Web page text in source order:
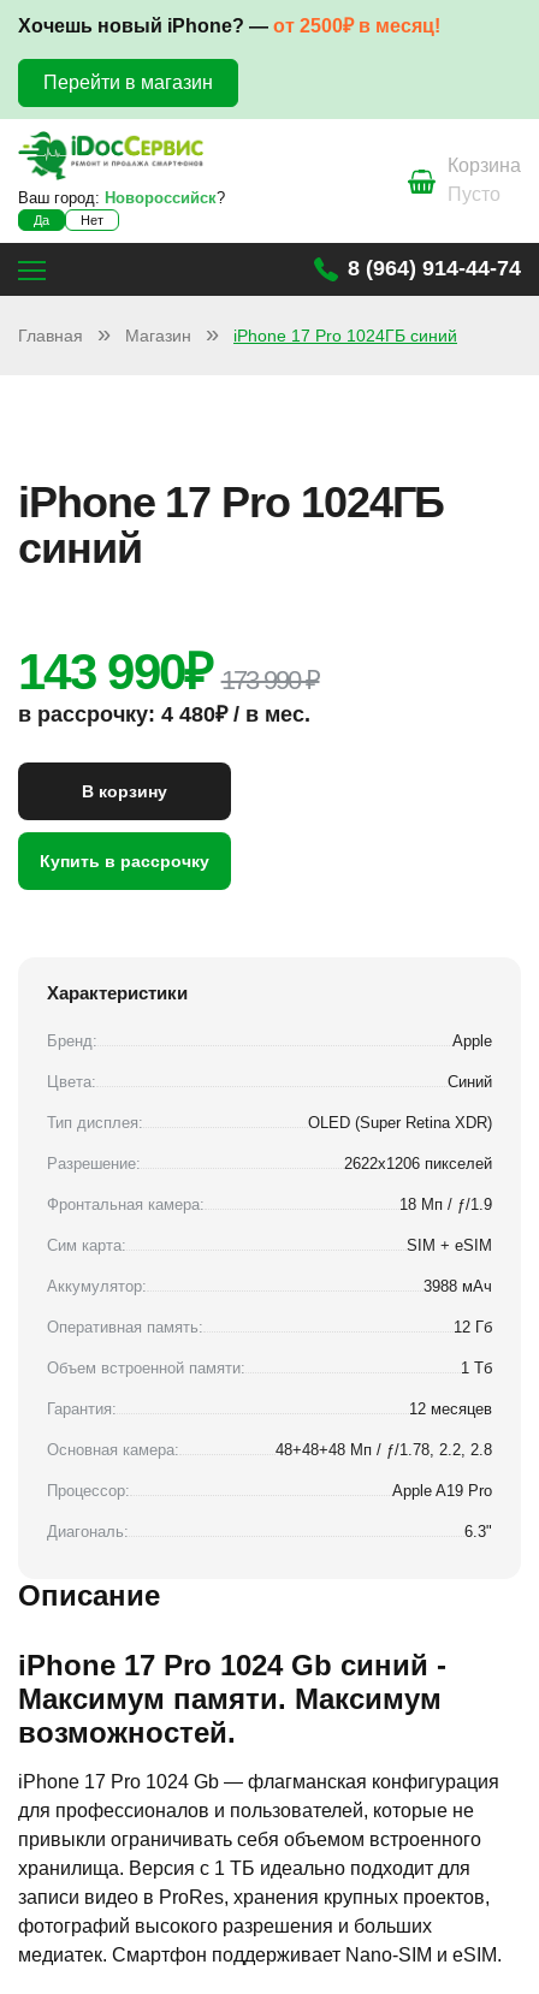
Хочешь новый iPhone? — от 2500₽ в месяц!
Перейти в магазин
Ваш город: Новороссийск?
Да Нет
Корзина
Пусто
8 (964) 914-44-74
Главная Магазин iPhone 17 Pro 1024ГБ синий
iPhone 17 Pro 1024ГБ
синий
143 990₽ 173 990 ₽
в рассрочку: 4 480₽ / в мес.
В корзину
Купить в рассрочку
Характеристики
Бренд: Apple
Цвета: Синий
Тип дисплея: OLED (Super Retina XDR)
Разрешение: 2622x1206 пикселей
Фронтальная камера: 18 Мп / ƒ/1.9
Сим карта: SIM + eSIM
Аккумулятор: 3988 мАч
Оперативная память: 12 Гб
Объем встроенной памяти: 1 Тб
Гарантия: 12 месяцев
Основная камера: 48+48+48 Мп / ƒ/1.78, 2.2, 2.8
Процессор: Apple A19 Pro
Диагональ: 6.3"
Описание
iPhone 17 Pro 1024 Gb синий -
Максимум памяти. Максимум
возможностей.
iPhone 17 Pro 1024 Gb — флагманская конфигурация
для профессионалов и пользователей, которые не
привыкли ограничивать себя объемом встроенного
хранилища. Версия с 1 ТБ идеально подходит для
записи видео в ProRes, хранения крупных проектов,
фотографий высокого разрешения и больших
медиатек. Смартфон поддерживает Nano-SIM и eSIM.